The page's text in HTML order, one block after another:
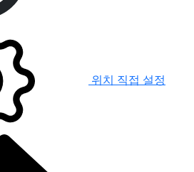
위치 직접 설정